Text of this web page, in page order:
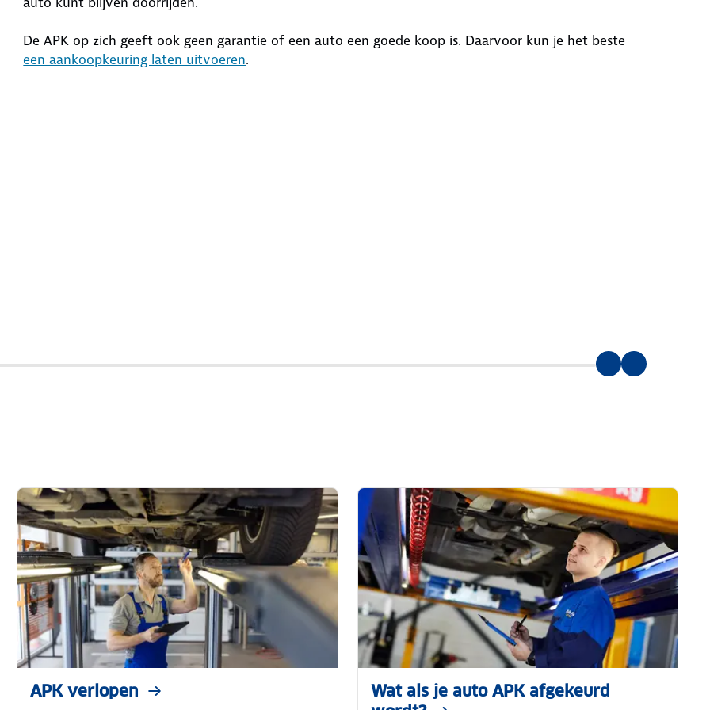
De APK op zich geeft ook geen garantie of een auto een goede koop is. Daarvoor kun je het beste
een aankoopkeuring laten uitvoeren.
APK verlopen
Wat als je auto APK afgekeurd